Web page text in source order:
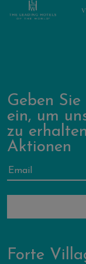
Forte
Geben
ein, um
zu
Aktionen